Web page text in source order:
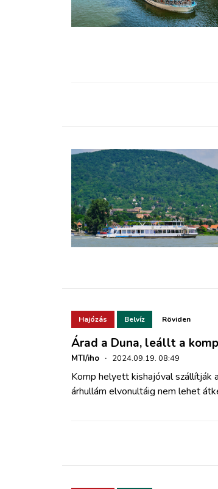
WEBSHOP
BELÉPÉS
REGISZTRÁCIÓ
Hajózás Belvíz Röviden
Árad a Duna, leállt a
MTI/iho · 2024.09.19. 08:49
Komp helyett kishajóval szállítják
árhullám elvonultáig nem lehet